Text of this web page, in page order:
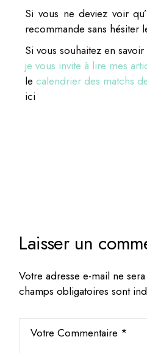
Si vous ne deviez voir
recommande sans hésiter
Si vous souhaitez en
je vous invite à lire mes
lecalendrier des matchs
ici
Laisser un
Votre adresse e-mail ne
champs obligatoires sont